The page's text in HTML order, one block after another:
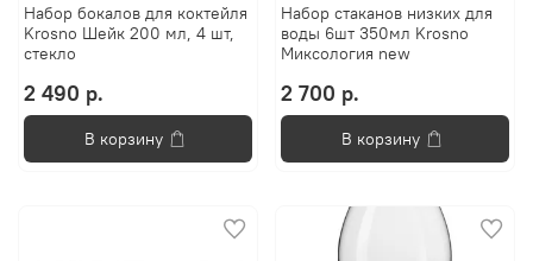
Набор бокалов для коктейля
Krosno Шейк 200 мл, 4 шт,
стекло
2 490 р.
В корзину
Набор стаканов низких для
воды 6шт 350мл Krosno
Миксология new
2 700 р.
В корзину